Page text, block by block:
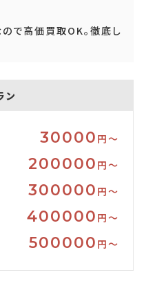
で高価買取OK。徹底し
ン
30000 円〜
200000 円〜
300000 円〜
400000 円〜
500000 円〜